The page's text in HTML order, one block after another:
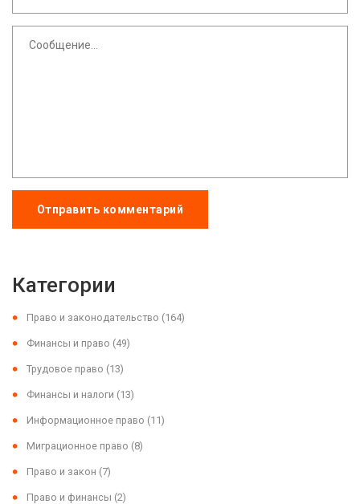
Отправить комментарий
Категории
Право и законодательство (164)
Финансы и право (49)
Трудовое право (13)
Финансы и налоги (13)
Информационное право (11)
Миграционное право (8)
Право и закон (7)
Право и финансы (2)